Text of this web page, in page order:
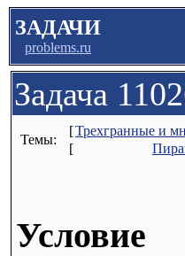
ЗАДАЧИ
problems.ru
Задача
Темы:
[Трехгранные и
[
Условие